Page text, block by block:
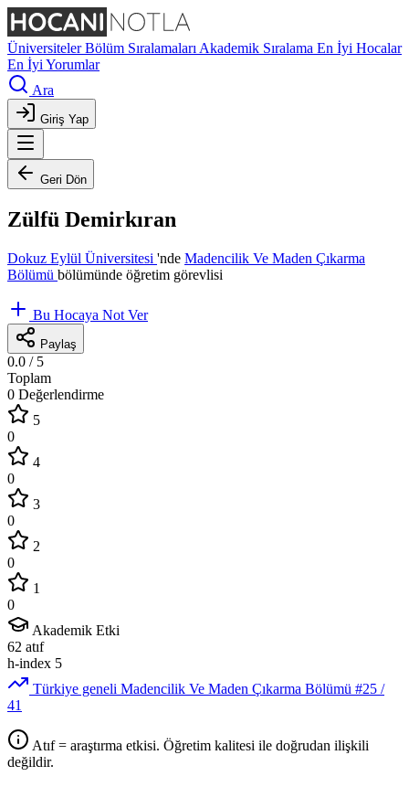
ÜniversitelerBölüm Sıralamaları Akademik Sıralama En İyi Hocalar
En İyi Yorumlar
Ara
Giriş Yap
Geri Dön
Zülfü Demirkıran
Dokuz Eylül Üniversitesi 'nde Madencilik Ve Maden Çıkarma
Bölümü bölümünde öğretim görevlisi
Bu Hocaya Not Ver
Paylaş
0.0 / 5
Toplam
0 Değerlendirme
5
0
4
0
3
0
2
0
1
0
Akademik Etki
62 atıf
h-index 5
Türkiye geneli Madencilik Ve Maden Çıkarma Bölümü #25 /
41
Atıf = araştırma etkisi. Öğretim kalitesi ile doğrudan ilişkili
değildir.